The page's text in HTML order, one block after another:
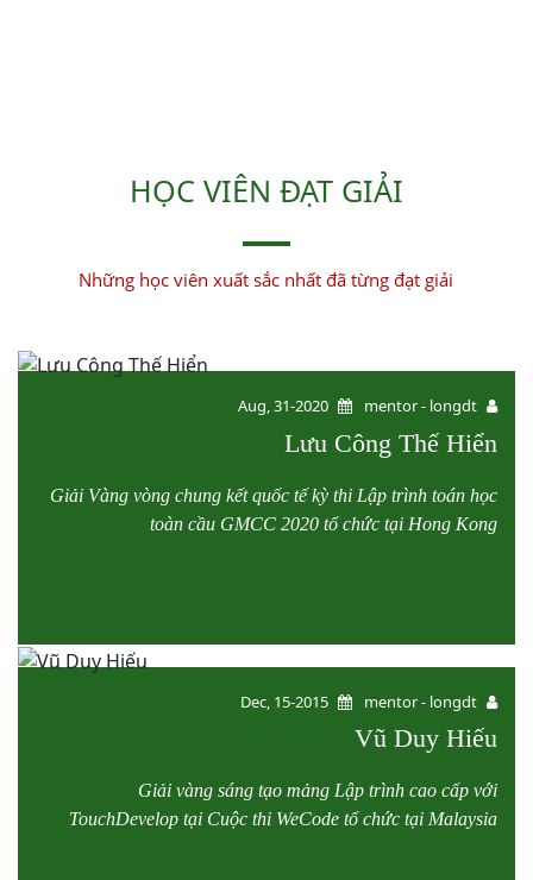
HỌC VIÊN ĐẠT GIẢI
Những học viên xuất sắc nhất đã từng đạt giải
mentor - longdt
Aug, 31-2020
Lưu Công Thế Hiển
Giải Vàng vòng chung kết quốc tế kỳ thi Lập trình toán học
toàn cầu GMCC 2020 tổ chức tại Hong Kong
mentor - longdt
Dec, 15-2015
Vũ Duy Hiếu
Giải vàng sáng tạo mảng Lập trình cao cấp với
TouchDevelop tại Cuộc thi WeCode tổ chức tại Malaysia